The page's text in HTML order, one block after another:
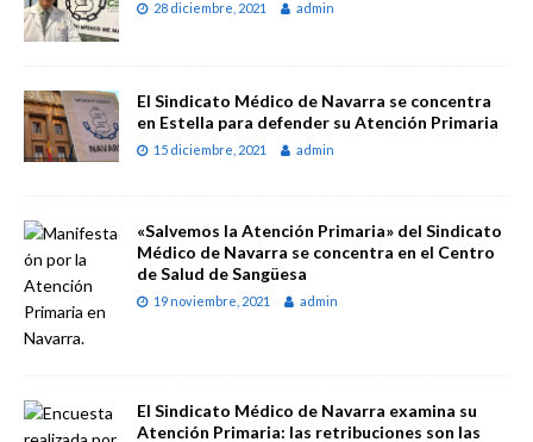
28 diciembre, 2021 admin
El Sindicato Médico de Navarra se concentra
en Estella para defender su Atención Primaria
15 diciembre, 2021 admin
«Salvemos la Atención Primaria» del Sindicato
Médico de Navarra se concentra en el Centro
de Salud de Sangüesa
19 noviembre, 2021 admin
El Sindicato Médico de Navarra examina su
Atención Primaria: las retribuciones son las